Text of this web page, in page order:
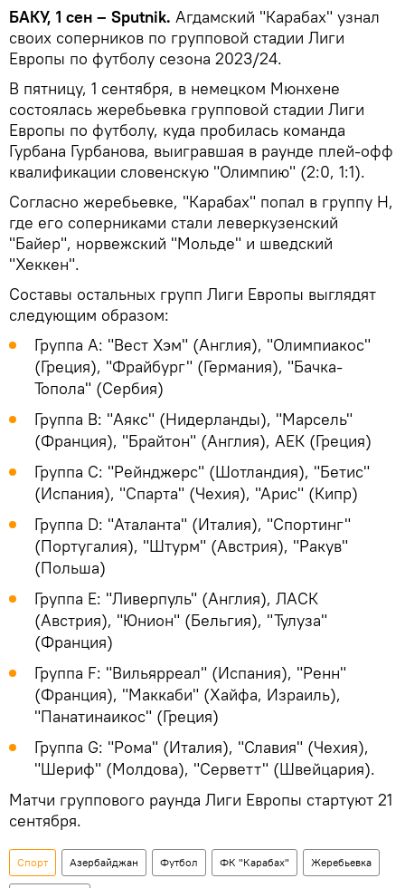
БАКУ, 1 сен – Sputnik. Агдамский "Карабах" узнал
своих соперников по групповой стадии Лиги
Европы по футболу сезона 2023/24.
В пятницу, 1 сентября, в немецком Мюнхене
состоялась жеребьевка групповой стадии Лиги
Европы по футболу, куда пробилась команда
Гурбана Гурбанова, выигравшая в раунде плей-офф
квалификации словенскую "Олимпию" (2:0, 1:1).
Согласно жеребьевке, "Карабах" попал в группу H,
где его соперниками стали леверкузенский
"Байер", норвежский "Мольде" и шведский
"Хеккен".
Составы остальных групп Лиги Европы выглядят
следующим образом:
Группа A: "Вест Хэм" (Англия), "Олимпиакос"
(Греция), "Фрайбург" (Германия), "Бачка-
Топола" (Сербия)
Группа B: "Аякс" (Нидерланды), "Марсель"
(Франция), "Брайтон" (Англия), АЕК (Греция)
Группа C: "Рейнджерс" (Шотландия), "Бетис"
(Испания), "Спарта" (Чехия), "Арис" (Кипр)
Группа D: "Аталанта" (Италия), "Спортинг"
(Португалия), "Штурм" (Австрия), "Ракув"
(Польша)
Группа E: "Ливерпуль" (Англия), ЛАСК
(Австрия), "Юнион" (Бельгия), "Тулуза"
(Франция)
Группа F: "Вильярреал" (Испания), "Ренн"
(Франция), "Маккаби" (Хайфа, Израиль),
"Панатинаикос" (Греция)
Группа G: "Рома" (Италия), "Славия" (Чехия),
"Шериф" (Молдова), "Серветт" (Швейцария).
Матчи группового раунда Лиги Европы стартуют 21
сентября.
Спорт Азербайджан Футбол ФК "Карабах" Жеребьевка